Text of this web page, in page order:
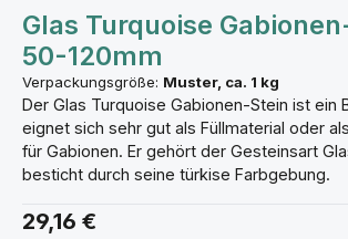
Durchschnittliche Bewertung von 0 von 5
Glas Turquoise
50-120mm
Verpackungsgröße: Muster, ca. 1 kg
Der Glas Turquoise Gabionen-Stein ist ein
eignet sich sehr gut als Füllmaterial oder
für Gabionen. Er gehört der Gesteinsart
besticht durch seine türkise Farbgebung.
29,16 €